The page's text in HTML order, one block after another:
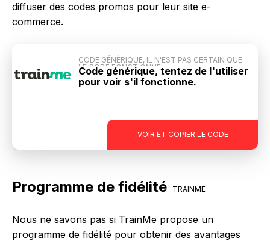
diffuser des codes promos pour leur site e-
commerce.
VOIR ET COPIER LE CODE
CODE GÉNÉRIQUE, IL N'EST PAS CERTAIN QUE
LE CODE FONCTIONNE
Code générique, tentez de l'utiliser
pour voir s'il fonctionne.
Programme de fidélité TRAINME
Nous ne savons pas si TrainMe propose un
programme de fidélité pour obtenir des avantages